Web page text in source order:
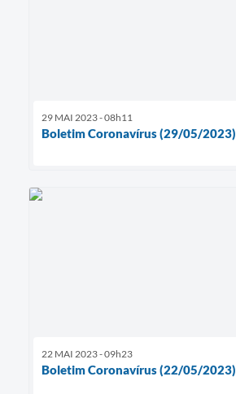
29 MAI 2023 - 08h11
Boletim Coronavírus (29/05/2023)
22 MAI 2023 - 09h23
Boletim Coronavírus (22/05/2023)